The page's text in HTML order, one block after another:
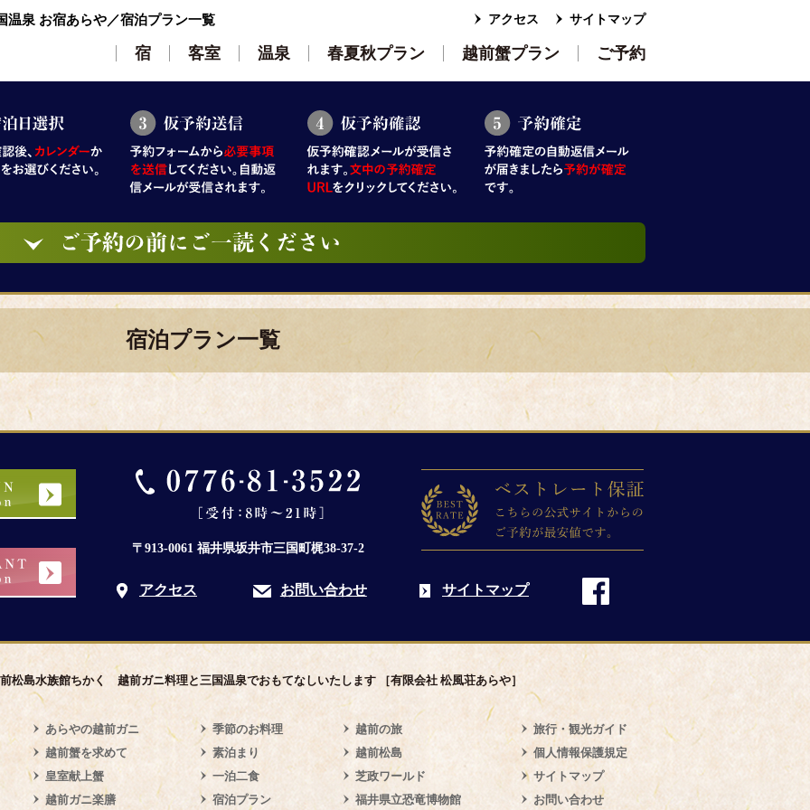
温泉 お宿あらや／宿泊プラン一覧 アクセス サイトマップ
宿 客室 温泉 春夏秋プラン 越前蟹プラン ご予約
宿泊プラン一覧
〒913-0061 福井県坂井市三国町梶38-37-2
アクセス お問い合わせ サイトマップ
松島水族館ちかく 越前ガニ料理と三国温泉でおもてなしいたします ［有限会社 松風荘あらや］
あらやの越前ガニ
越前蟹を求めて
皇室献上蟹
越前ガニ楽膳
季節のお料理
素泊まり
一泊二食
宿泊プラン
越前の旅
越前松島
芝政ワールド
福井県立恐竜博物館
旅行・観光ガイド
個人情報保護規定
サイトマップ
お問い合わせ